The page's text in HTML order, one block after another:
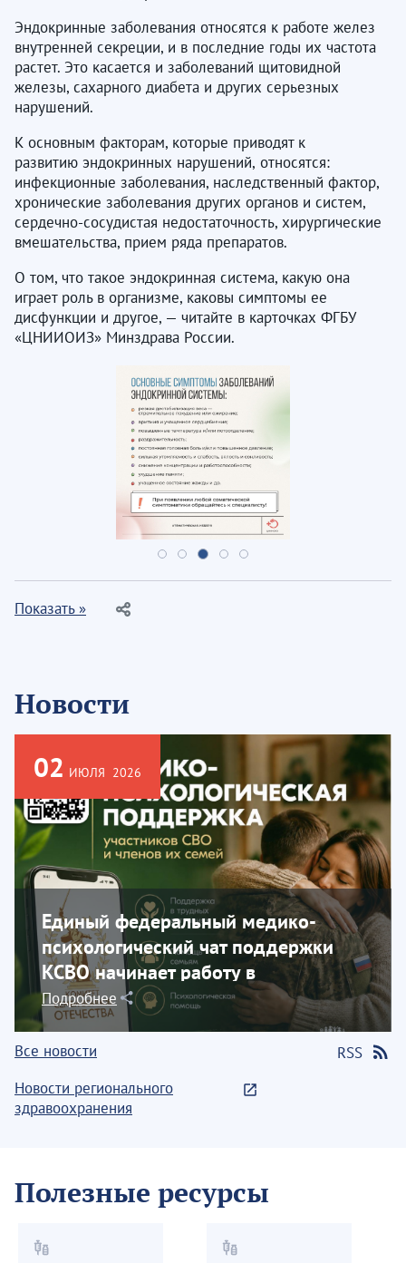
Эндокринные заболевания относятся к работе желез
внутренней секреции, и в последние годы их частота
растет. Это касается и заболеваний щитовидной
железы, сахарного диабета и других серьезных
нарушений.
К основным факторам, которые приводят к
развитию эндокринных нарушений, относятся:
инфекционные заболевания, наследственный фактор,
хронические заболевания других органов и систем,
сердечно-сосудистая недостаточность, хирургические
вмешательства, прием ряда препаратов.
О том, что такое эндокринная система, какую она
играет роль в организме, каковы симптомы ее
дисфункции и другое, — читайте в карточках ФГБУ
«ЦНИИОИЗ» Минздрава России.
Показать »
Новости
02 ИЮЛЯ 2026
Единый федеральный медико-
психологический чат поддержки
КСВО начинает работу в
социальной сети...
Подробнее
Все новости
RSS
Новости регионального
здравоохранения
Полезные ресурсы
vaccines vaccines